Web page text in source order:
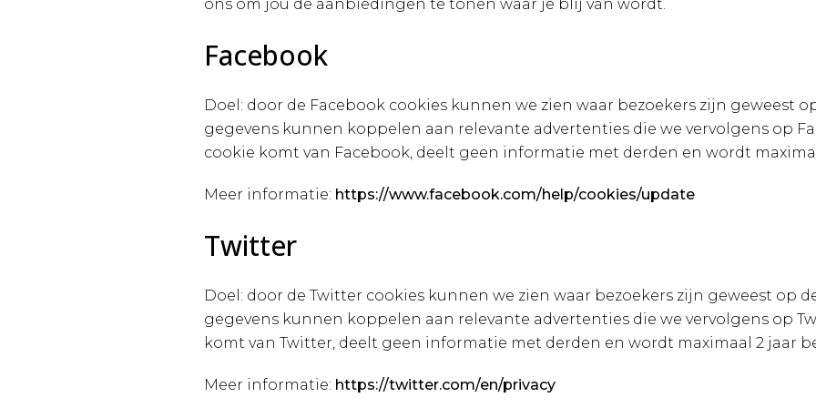
ons om jou de aanbiedingen te tonen waar je blij van wordt.
Facebook
Doel: door de Facebook cookies kunnen we zien waar bezoekers zijn geweest
gegevens kunnen koppelen aan relevante advertenties die we vervolgens op
cookie komt van Facebook, deelt geen informatie met derden en wordt
Meer informatie: https://www.facebook.com/help/cookies/update
Twitter
Doel: door de Twitter cookies kunnen we zien waar bezoekers zijn geweest op
gegevens kunnen koppelen aan relevante advertenties die we vervolgens op
komt van Twitter, deelt geen informatie met derden en wordt maximaal 2 jaar
Meer informatie: https://twitter.com/en/privacy